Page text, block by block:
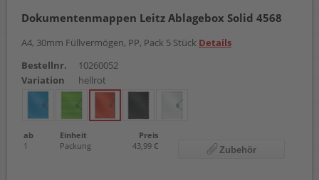
Dokumentenmappen Leitz Ablagebox Solid 4568
A4, 30mm Füllvermögen, PP, Pack 5 Stück Details
Bestellnr.
10260052
Variation
hellrot
ab Einheit
Preis
1
Packung 43,99 € Zubehör